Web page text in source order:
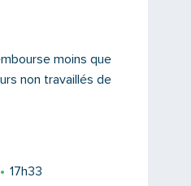
moins que
non travaillés de
17h33